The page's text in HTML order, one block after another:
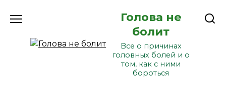
Голова не
болит
Все о причинах
головных болей и о
том, как с ними
бороться